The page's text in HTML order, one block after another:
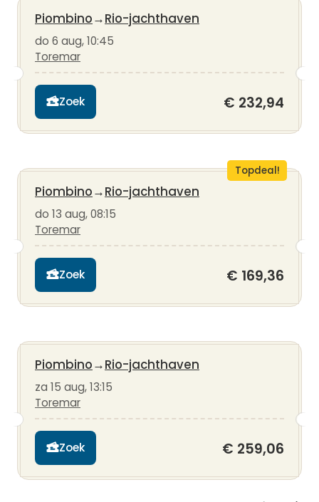
Piombino→Rio-jachthaven
do 6 aug, 10:45
Toremar
Zoek € 232,94
Topdeal!
Piombino→Rio-jachthaven
do 13 aug, 08:15
Toremar
Zoek € 169,36
Piombino→Rio-jachthaven
za 15 aug, 13:15
Toremar
Zoek € 259,06